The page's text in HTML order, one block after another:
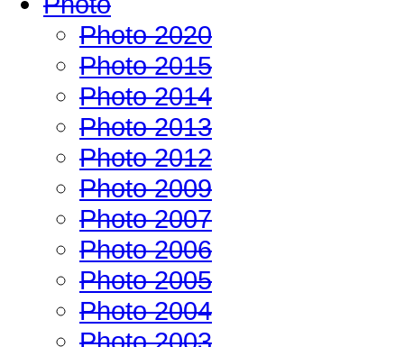
Photo 2020
Photo 2015
Photo 2014
Photo 2013
Photo 2012
Photo 2009
Photo 2007
Photo 2006
Photo 2005
Photo 2004